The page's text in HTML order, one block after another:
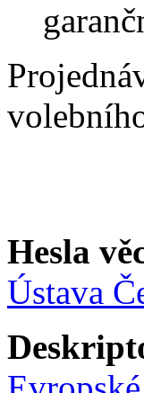
Hesla
Ústava